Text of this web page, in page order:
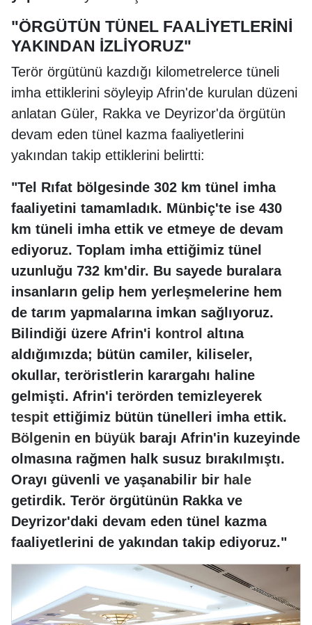
"ÖRGÜTÜN TÜNEL FAALİYETLERİNİ
YAKINDAN İZLİYORUZ"
Terör örgütünü kazdığı kilometrelerce tüneli
imha ettiklerini söyleyip Afrin'de kurulan düzeni
anlatan Güler, Rakka ve Deyrizor'da örgütün
devam eden tünel kazma faaliyetlerini
yakından takip ettiklerini belirtti:
"Tel Rıfat bölgesinde 302 km tünel imha
faaliyetini tamamladık. Münbiç'te ise 430
km tüneli imha ettik ve etmeye de devam
ediyoruz. Toplam imha ettiğimiz tünel
uzunluğu 732 km'dir. Bu sayede buralara
insanların gelip hem yerleşmelerine hem
de tarım yapmalarına imkan sağlıyoruz.
Bilindiği üzere Afrin'i kontrol altına
aldığımızda; bütün camiler, kiliseler,
okullar, teröristlerin karargahı haline
gelmişti. Afrin'i terörden temizleyerek
tespit ettiğimiz bütün tünelleri imha ettik.
Bölgenin en büyük barajı Afrin'in kuzeyinde
olmasına rağmen halk susuz bırakılmıştı.
Orayı güvenli ve yaşanabilir bir hale
getirdik. Terör örgütünün Rakka ve
Deyrizor'daki devam eden tünel kazma
faaliyetlerini de yakından takip ediyoruz."